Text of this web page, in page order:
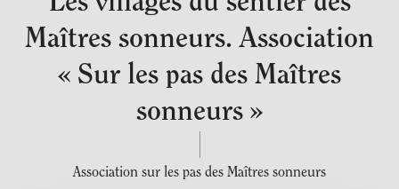
Maîtres sonneurs. Association
« Sur les pas des Maîtres
sonneurs »
Association sur les pas des Maîtres sonneurs